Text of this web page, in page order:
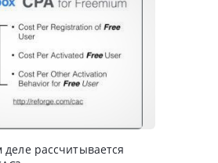
деле рассчитывается